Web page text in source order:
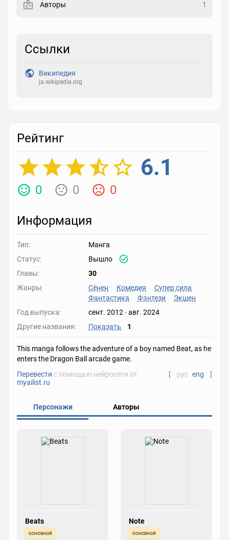
Реакция
Выберите реакцию
Авторы 1
Ссылки
Википедия
ja.wikipedia.org
Рейтинг
6.1
0 0 0
Информация
Тип:
Манга
Статус:
Вышло
Главы:
30
Жанры:
Сёнен Комедия
Супер сила
Фантастика
Фэнтези
Экшен
Год выпуска:
сент. 2012 -авг. 2024
Другие названия:
Показать 1
This manga follows the adventure of a boy named Beat, as he
enters the Dragon Ball arcade game.
Перевести с помощью нейросети от
myailist.ru
[ рус eng ]
Персонажи Авторы
Beats
основной
Note
основной